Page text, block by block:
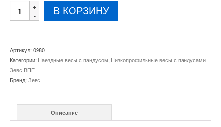
Количество
товара
пандусом
ВПЕ
600
кг
мм
В КОРЗИНУ
Артикул: 0980
Категории: Наездные весы c пандусом, Низкопрофильные весы с пандусами
Зевс ВПЕ
Бренд: Зевс
Описание